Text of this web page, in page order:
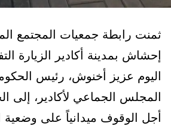
ثمنت رابطة جمعيات المجتمع
إحشاش بمدينة أكادير الزيارة
اليوم عزيز أخنوش، رئيس
المجلس الجماعي لأكادير، إلى
أجل الوقوف ميدانياً على وضعية